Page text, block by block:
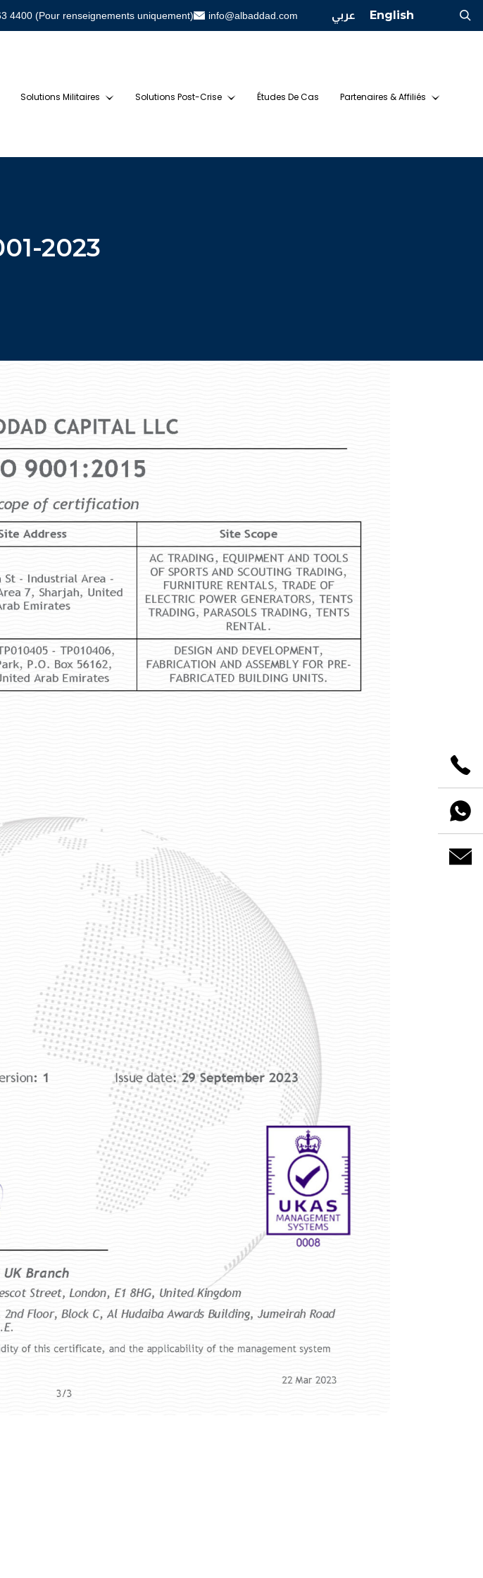
4400 (Pour renseignements uniquement) info@albaddad.com عربي English
Solutions Militaires Solutions Post-Crise Études De Cas Partenaires & Affiliés
2023